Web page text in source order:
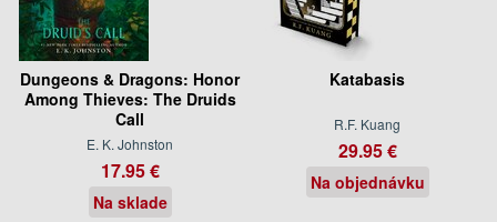
Dungeons & Dragons: Honor
Among Thieves: The Druids
Call
E. K. Johnston
17.95 €
Na sklade
Katabasis
R.F. Kuang
29.95 €
Na objednávku